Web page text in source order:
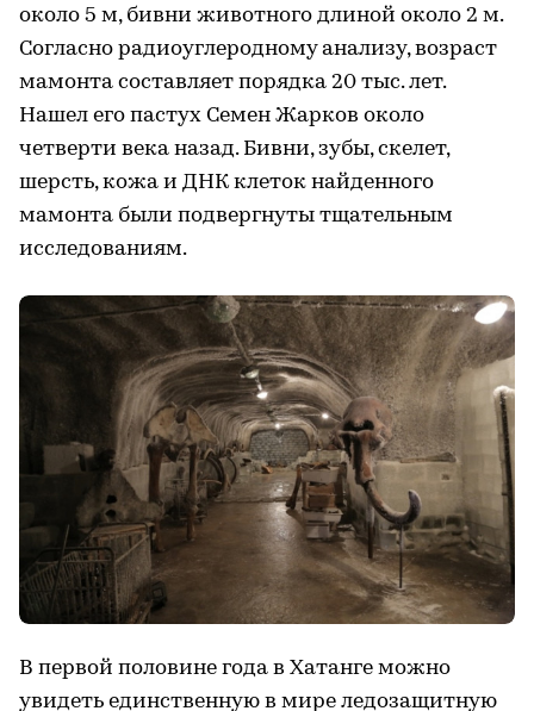
около 5 м, бивни животного длиной около 2 м.
Согласно радиоуглеродному анализу, возраст
мамонта составляет порядка 20 тыс. лет.
Нашел его пастух Семен Жарков около
четверти века назад. Бивни, зубы, скелет,
шерсть, кожа и ДНК клеток найденного
мамонта были подвергнуты тщательным
исследованиям.
В первой половине года в Хатанге можно
увидеть единственную в мире ледозащитную